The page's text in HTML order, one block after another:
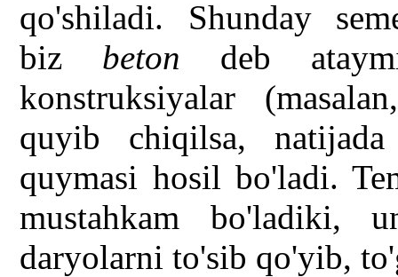
qo'shiladi. Shunday
biz beton deb
konstruksiyalar
quyib chiqilsa,
quymasi hosil bo'ladi.
mustahkam bo'ladiki,
daryolarni to'sib qo'yib,